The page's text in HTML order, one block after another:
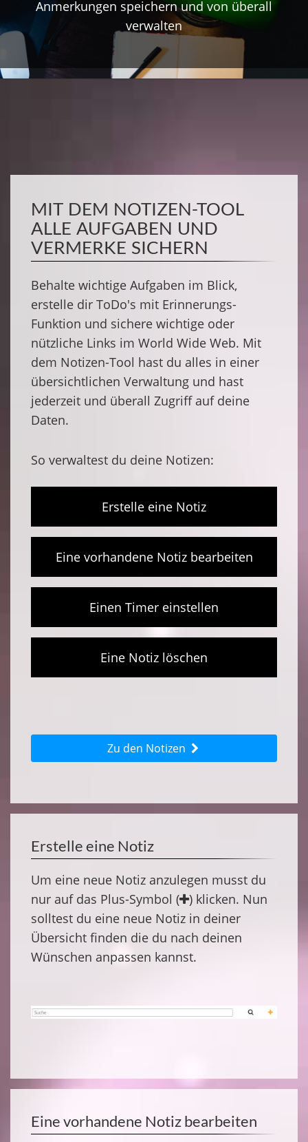
Anmerkungen speichern und von überall
verwalten
MIT DEM NOTIZEN-TOOL
ALLE AUFGABEN UND
VERMERKE SICHERN
Behalte wichtige Aufgaben im Blick,
erstelle dir ToDo's mit Erinnerungs-
Funktion und sichere wichtige oder
nützliche Links im World Wide Web. Mit
dem Notizen-Tool hast du alles in einer
übersichtlichen Verwaltung und hast
jederzeit und überall Zugriff auf deine
Daten.
So verwaltest du deine Notizen:
Erstelle eine Notiz
Eine vorhandene Notiz bearbeiten
Einen Timer einstellen
Eine Notiz löschen
Zu den Notizen
Erstelle eine Notiz
Um eine neue Notiz anzulegen musst du
nur auf das Plus-Symbol ( ) klicken. Nun
solltest du eine neue Notiz in deiner
Übersicht finden die du nach deinen
Wünschen anpassen kannst.
Eine vorhandene Notiz bearbeiten